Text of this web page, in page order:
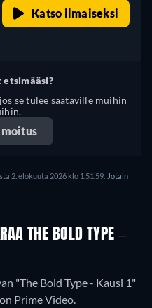
Katso ilmaiseksi
se tulee saataville muihin
2. elokuuta 2026 klo 1.51.59. Jotain
THE BOLD TYPE –
"The Bold Type - Kausi 1"
Prime Video.